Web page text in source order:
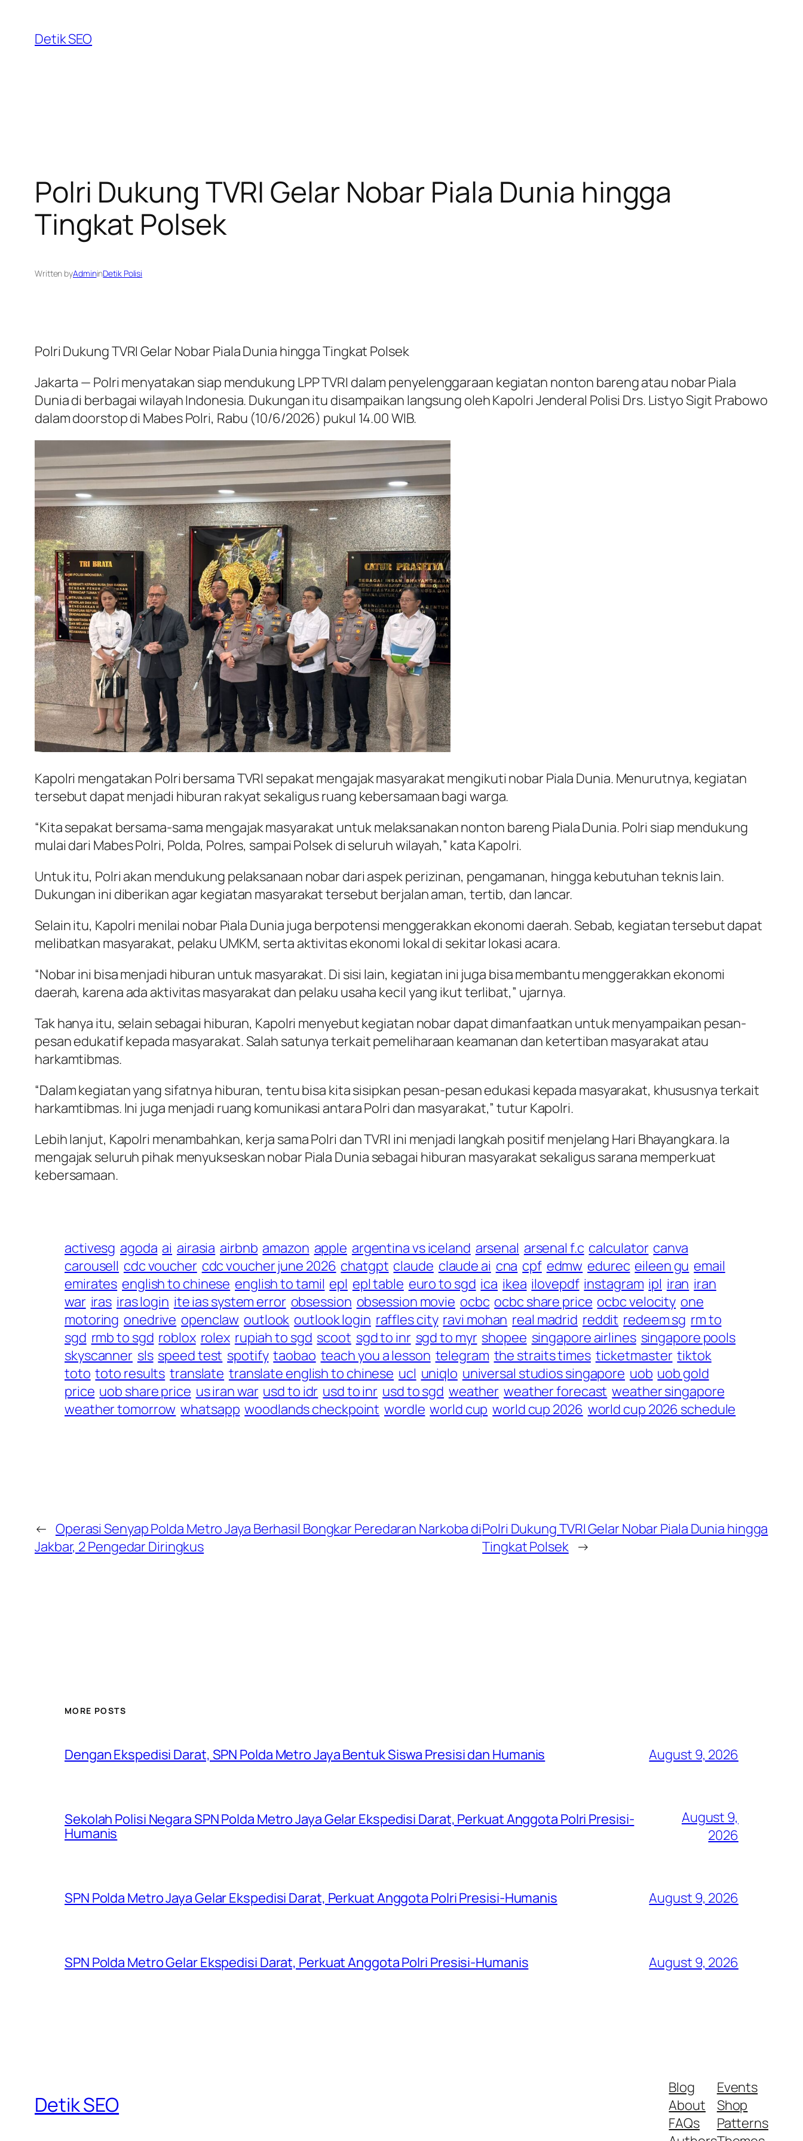
content
Detik SEO
Polri Dukung TVRI Gelar Nobar Piala Dunia hingga
Tingkat Polsek
Written byAdmininDetik Polisi
Polri Dukung TVRI Gelar Nobar Piala Dunia hingga Tingkat Polsek
Jakarta — Polri menyatakan siap mendukung LPP TVRI dalam penyelenggaraan kegiatan nonton bareng atau nobar Piala
Dunia di berbagai wilayah Indonesia. Dukungan itu disampaikan langsung oleh Kapolri Jenderal Polisi Drs. Listyo Sigit Prabowo
dalam doorstop di Mabes Polri, Rabu (10/6/2026) pukul 14.00 WIB.
Kapolri mengatakan Polri bersama TVRI sepakat mengajak masyarakat mengikuti nobar Piala Dunia. Menurutnya, kegiatan
tersebut dapat menjadi hiburan rakyat sekaligus ruang kebersamaan bagi warga.
“Kita sepakat bersama-sama mengajak masyarakat untuk melaksanakan nonton bareng Piala Dunia. Polri siap mendukung
mulai dari Mabes Polri, Polda, Polres, sampai Polsek di seluruh wilayah,” kata Kapolri.
Untuk itu, Polri akan mendukung pelaksanaan nobar dari aspek perizinan, pengamanan, hingga kebutuhan teknis lain.
Dukungan ini diberikan agar kegiatan masyarakat tersebut berjalan aman, tertib, dan lancar.
Selain itu, Kapolri menilai nobar Piala Dunia juga berpotensi menggerakkan ekonomi daerah. Sebab, kegiatan tersebut dapat
melibatkan masyarakat, pelaku UMKM, serta aktivitas ekonomi lokal di sekitar lokasi acara.
“Nobar ini bisa menjadi hiburan untuk masyarakat. Di sisi lain, kegiatan ini juga bisa membantu menggerakkan ekonomi
daerah, karena ada aktivitas masyarakat dan pelaku usaha kecil yang ikut terlibat,” ujarnya.
Tak hanya itu, selain sebagai hiburan, Kapolri menyebut kegiatan nobar dapat dimanfaatkan untuk menyampaikan pesan-
pesan edukatif kepada masyarakat. Salah satunya terkait pemeliharaan keamanan dan ketertiban masyarakat atau
harkamtibmas.
“Dalam kegiatan yang sifatnya hiburan, tentu bisa kita sisipkan pesan-pesan edukasi kepada masyarakat, khususnya terkait
harkamtibmas. Ini juga menjadi ruang komunikasi antara Polri dan masyarakat,” tutur Kapolri.
Lebih lanjut, Kapolri menambahkan, kerja sama Polri dan TVRI ini menjadi langkah positif menjelang Hari Bhayangkara. Ia
mengajak seluruh pihak menyukseskan nobar Piala Dunia sebagai hiburan masyarakat sekaligus sarana memperkuat
kebersamaan.
activesg agoda ai airasia airbnb amazon apple argentina vs iceland arsenal arsenal f.c calculator canva
carousell cdc voucher cdc voucher june 2026 chatgpt claude claude ai cna cpf edmw edurec eileen gu email
emirates english to chinese english to tamil epl epl table euro to sgd ica ikea ilovepdf instagram ipl iran iran
war iras iras login ite ias system error obsession obsession movie ocbc ocbc share price ocbc velocity one
motoring onedrive openclaw outlook outlook login raffles city ravi mohan real madrid reddit redeem sg rm to
sgd rmb to sgd roblox rolex rupiah to sgd scoot sgd to inr sgd to myr shopee singapore airlines singapore pools
skyscanner sls speed test spotify taobao teach you a lesson telegram the straits times ticketmaster tiktok
toto toto results translate translate english to chinese ucl uniqlo universal studios singapore uob uob gold
price uob share price us iran war usd to idr usd to inr usd to sgd weather weather forecast weather singapore
weather tomorrow whatsapp woodlands checkpoint wordle world cup world cup 2026 world cup 2026 schedule
← Operasi Senyap Polda Metro Jaya Berhasil Bongkar Peredaran Narkoba di
Jakbar, 2 Pengedar Diringkus
Polri Dukung TVRI Gelar Nobar Piala Dunia hingga
Tingkat Polsek →
MORE POSTS
Dengan Ekspedisi Darat, SPN Polda Metro Jaya Bentuk Siswa Presisi dan Humanis August 9, 2026
Sekolah Polisi Negara SPN Polda Metro Jaya Gelar Ekspedisi Darat, Perkuat Anggota Polri Presisi-
Humanis
August 9,
2026
SPN Polda Metro Jaya Gelar Ekspedisi Darat, Perkuat Anggota Polri Presisi-Humanis August 9, 2026
SPN Polda Metro Gelar Ekspedisi Darat, Perkuat Anggota Polri Presisi-Humanis August 9, 2026
Detik SEO
Blog
About
FAQs
Events
Shop
Patterns